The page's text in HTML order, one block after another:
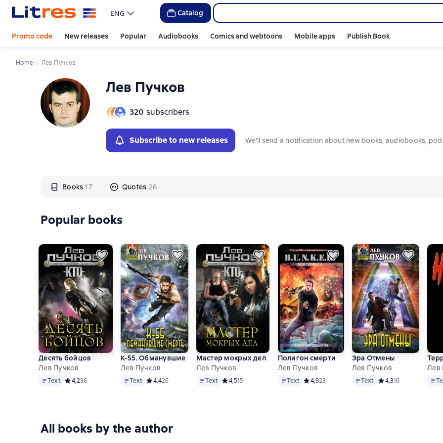
ENG Catalog
Promo code New releases Popular Audiobooks Comics and webtoons Mobile apps Publish Book
Home Лев Пучков
Лев Пучков
320 subscribers
Subscribe to new releases We'll send a notification about new books, audiobooks,
Books 17 Quotes 26
Слайдер с книгами
Popular books
Десять бойцов
Лев Пучков
TextText Средний рейтинг 4,2 на основе 36 оценок
4,236
К-55. Обманувшие смерть
Лев Пучков
TextText Средний рейтинг 4,4 на основе 26 оценок
4,426
Мастер мокрых дел
Лев Пучков
TextText Средний рейтинг 4,5 на основе 15 оценок
4,515
Полигон смерти
Лев Пучков
TextText Средний рейтинг 4,9 на основе 23 оценок
4,923
Эра Отмены
Лев Пучков
TextText Средний рейтинг 4,3
4,316
Лев
Text
All books by the author